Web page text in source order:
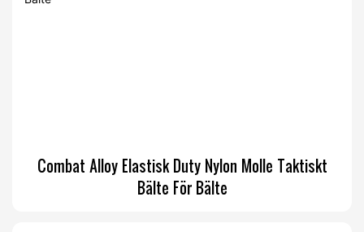
Combat Alloy Elastisk Duty Nylon Molle Taktiskt
Bälte För Bälte